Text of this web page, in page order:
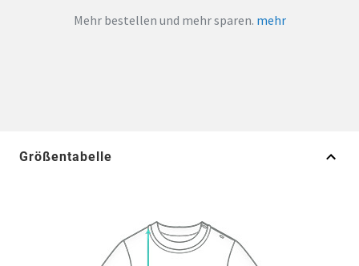
Mehr bestellen und mehr sparen. mehr
Größentabelle